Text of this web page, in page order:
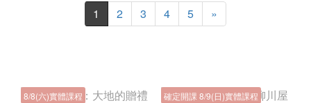
1 2 3 4 5 »
8/8(六)實體課程 確定開課 8/9(日)實體課程